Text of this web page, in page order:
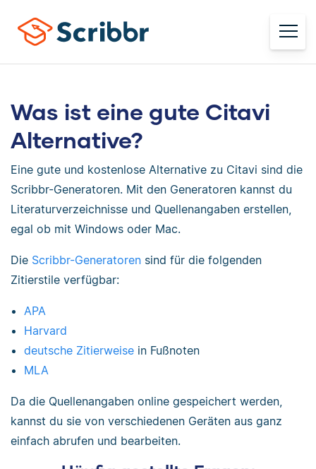
Was ist eine gute Citavi
Alternative?
Eine gute und kostenlose Alternative zu Citavi sind die
Scribbr-Generatoren. Mit den Generatoren kannst du
Literaturverzeichnisse und Quellenangaben erstellen,
egal ob mit Windows oder Mac.
Die Scribbr-Generatoren sind für die folgenden
Zitierstile verfügbar:
APA
Harvard
deutsche Zitierweise in Fußnoten
MLA
Da die Quellenangaben online gespeichert werden,
kannst du sie von verschiedenen Geräten aus ganz
einfach abrufen und bearbeiten.